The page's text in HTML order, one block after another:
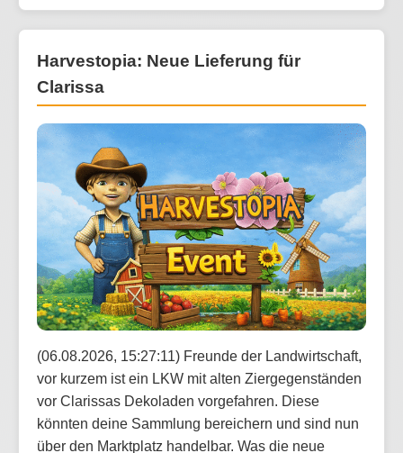
Harvestopia: Neue Lieferung für
Clarissa
(06.08.2026, 15:27:11) Freunde der Landwirtschaft,
vor kurzem ist ein LKW mit alten Ziergegenständen
vor Clarissas Dekoladen vorgefahren. Diese
könnten deine Sammlung bereichern und sind nun
über den Marktplatz handelbar. Was die neue